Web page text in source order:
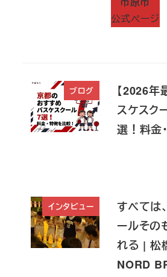
公式ページ
ブログ
【2026年
スケスク
選！料金
インタビュー
すべては
ールその
れる | 松
NORD